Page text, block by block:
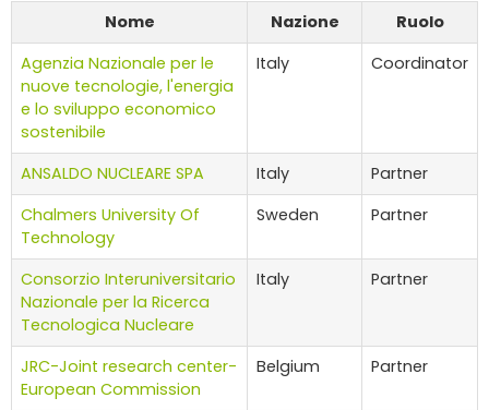
Nome Nazione
Ruolo
Agenzia Nazionale per le
nuove tecnologie, l'energia
e lo sviluppo economico
sostenibile
Italy Coordinator
ANSALDO NUCLEARE SPA Italy
Partner
Chalmers University Of
Technology
Sweden Partner
Consorzio Interuniversitario
Nazionale per la Ricerca
Tecnologica Nucleare
Italy Partner
JRC-Joint research center-
European Commission
Belgium Partner